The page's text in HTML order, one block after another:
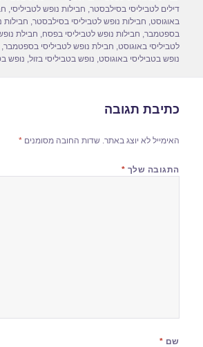
e
b
o
o
d
o
e
בתאריך
דילים לטביליסי בסילבסטר, חבילות נופש לטביליסי,
באוגוסט, חבילות נופש לטביליסי בסילבסטר, חבילות
בספטמבר, חבילות נופש לטביליסי בפסח, חבילת
לטביליסי באוגוסט, חבילת נופש לטביליסי בספטמבר,
נופש בטביליסי באוגוסט, נופש בטביליסי בזול, נופש
כתיבת תגובה
האימייל לא יוצג באתר. שדות החובה מסומנים*
התגובה שלך *
שם *